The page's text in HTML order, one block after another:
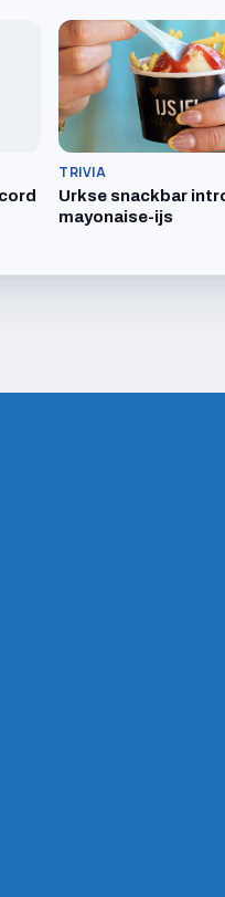
TRIVIA
Urkse snackbar
mayonaise-ijs